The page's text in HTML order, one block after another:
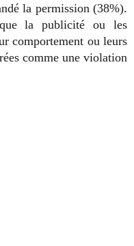
la permission (38%).
la publicité ou les
comportement ou leurs
comme une violation